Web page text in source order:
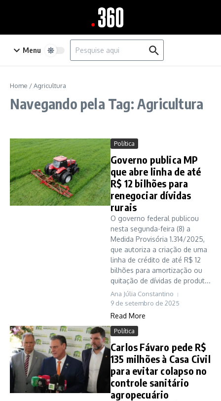
Menu
Procurar por:
Home /Agricultura
Navegando pela Tag: Agricultura
Política
Governo publica MP
que abre linha de até
R$ 12 bilhões para
renegociar dívidas
rurais
O governo federal publicou
nesta segunda-feira (8) a
Medida Provisória 1.314/2025,
que autoriza a criação de uma
linha de crédito de até R$ 12
bilhões para amortização ou
quitação de dívidas de produt...
Ana Júlia Constantino
9 de setembro de 2025
Read More
Política
Carlos Fávaro pede R$
135 milhões à Casa Civil
para evitar colapso no
controle sanitário
agropecuário